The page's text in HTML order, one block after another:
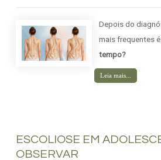
Depois do
mais frequentes
tempo?
Leia mais...
ESCOLIOSE EM
OBSERVAR